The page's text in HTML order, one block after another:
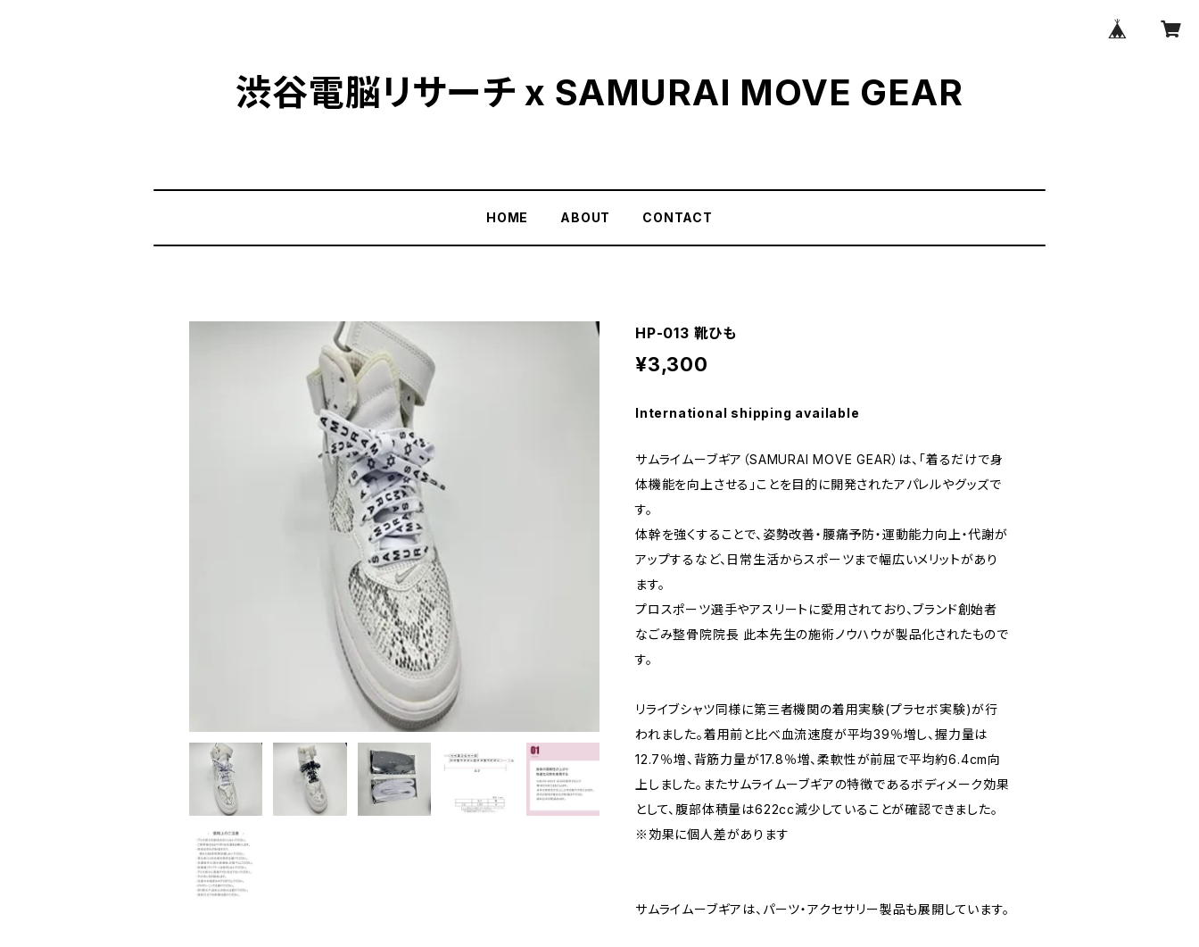
渋谷電脳リサーチ x SAMURAI MOVE GEAR
HOME ABOUT CONTACT
HP-013 靴ひも
¥3,300
International shipping available
サムライムーブギア（SAMURAI MOVE GEAR）は、「着るだけで身
体機能を向上させる」ことを目的に開発されたアパレルやグッズで
す。
体幹を強くすることで、姿勢改善・腰痛予防・運動能力向上・代謝が
アップするなど、日常生活からスポーツまで幅広いメリットがあり
ます。
プロスポーツ選手やアスリートに愛用されており、ブランド創始者
なごみ整骨院院長 此本先生の施術ノウハウが製品化されたもので
す。
リライブシャツ同様に第三者機関の着用実験(プラセボ実験)が行
われました。着用前と比べ血流速度が平均39％増し、握力量は
12.7％増、背筋力量が17.8％増、柔軟性が前屈で平均約6.4cm向
上しました。またサムライムーブギアの特徴であるボディメーク効果
として、腹部体積量は622cc減少していることが確認できました。
※効果に個人差があります
サムライムーブギアは、パーツ・アクセサリー製品も展開しています。